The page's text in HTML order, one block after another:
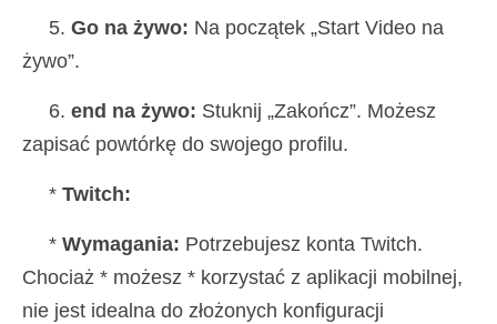
5. Go na żywo: Na początek „Start Video na
żywo”.
6. end na żywo: Stuknij „Zakończ”. Możesz
zapisać powtórkę do swojego profilu.
* Twitch:
* Wymagania: Potrzebujesz konta Twitch.
Chociaż * możesz * korzystać z aplikacji mobilnej,
nie jest idealna do złożonych konfiguracji